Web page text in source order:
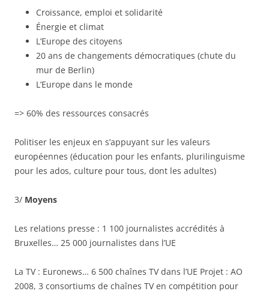
Croissance, emploi et solidarité
Énergie et climat
L’Europe des citoyens
20 ans de changements démocratiques (chute du
mur de Berlin)
L’Europe dans le monde
=> 60% des ressources consacrés
Politiser les enjeux en s’appuyant sur les valeurs
européennes (éducation pour les enfants, plurilinguisme
pour les ados, culture pour tous, dont les adultes)
3/ Moyens
Les relations presse : 1 100 journalistes accrédités à
Bruxelles… 25 000 journalistes dans l’UE
La TV : Euronews… 6 500 chaînes TV dans l’UE Projet : AO
2008, 3 consortiums de chaînes TV en compétition pour